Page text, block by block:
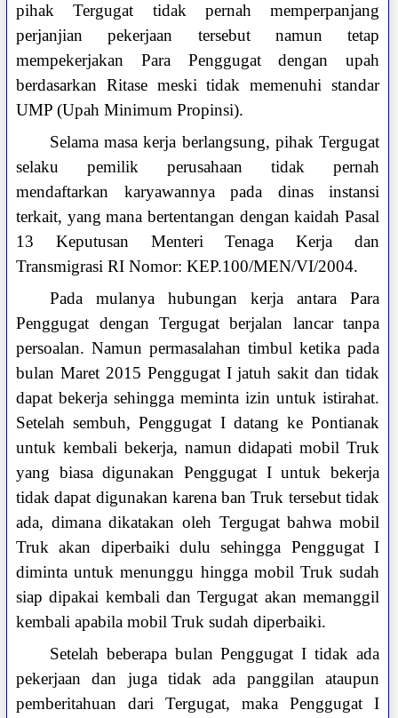
pihak Tergugat tidak pernah memperpanjang
perjanjian pekerjaan tersebut namun tetap
mempekerjakan Para Penggugat dengan upah
berdasarkan Ritase meski tidak memenuhi standar
UMP (Upah Minimum Propinsi).
Selama masa kerja berlangsung, pihak Tergugat
selaku pemilik perusahaan tidak pernah
mendaftarkan karyawannya pada dinas instansi
terkait, yang mana bertentangan dengan kaidah Pasal
13 Keputusan Menteri Tenaga Kerja dan
Transmigrasi RI Nomor: KEP.100/MEN/VI/2004.
Pada mulanya hubungan kerja antara Para
Penggugat dengan Tergugat berjalan lancar tanpa
persoalan. Namun permasalahan timbul ketika pada
bulan Maret 2015 Penggugat I jatuh sakit dan tidak
dapat bekerja sehingga meminta izin untuk istirahat.
Setelah sembuh, Penggugat I datang ke Pontianak
untuk kembali bekerja, namun didapati mobil Truk
yang biasa digunakan Penggugat I untuk bekerja
tidak dapat digunakan karena ban Truk tersebut tidak
ada, dimana dikatakan oleh Tergugat bahwa mobil
Truk akan diperbaiki dulu sehingga Penggugat I
diminta untuk menunggu hingga mobil Truk sudah
siap dipakai kembali dan Tergugat akan memanggil
kembali apabila mobil Truk sudah diperbaiki.
Setelah beberapa bulan Penggugat I tidak ada
pekerjaan dan juga tidak ada panggilan ataupun
pemberitahuan dari Tergugat, maka Penggugat I